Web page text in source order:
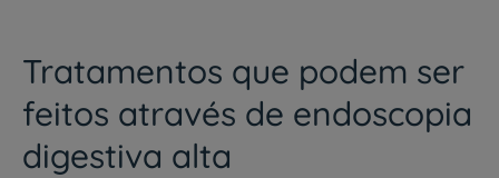
Tratamentos que podem ser
feitos através de endoscopia
digestiva alta